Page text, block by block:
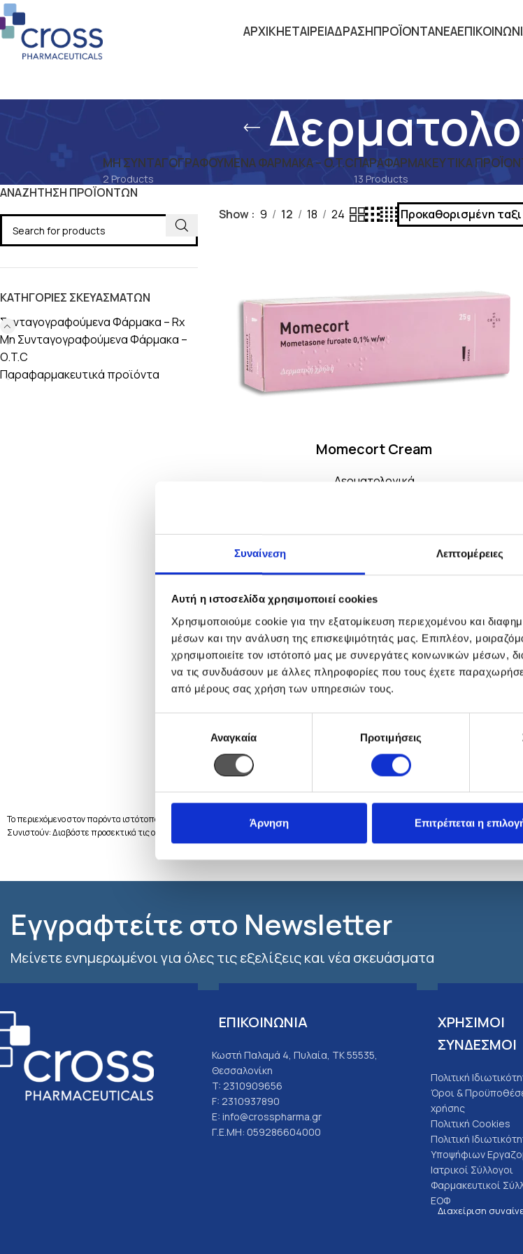
Συναίνεση Λεπτομέρειες
Αυτή η ιστοσελίδα χρησιμοποιεί cookies
Χρησιμοποιούμε cookie για την εξατομίκευση περιεχομένου και
μέσων και την ανάλυση της επισκεψιμότητάς μας. Επιπλέον,
χρησιμοποιείτε τον ιστότοπό μας με συνεργάτες κοινωνικών μέσων,
να τις συνδυάσουν με άλλες πληροφορίες που τους έχετε
από μέρους σας χρήση των υπηρεσιών τους.
συγκατάθεσηςΑναγκαία Προτιμήσεις
Άρνηση Επιτρέπεται η
ΑΡΧΙΚΗΕΤΑΙΡΕΙΑΔΡΑΣΗΠΡΟΪΟΝΤΑΝΕΑ
ΜΗ ΣΥΝΤΑΓΟΓΡΑΦΟΎΜΕΝΑ ΦΆΡΜΑΚΑ – O.T.C
2 Products
ΠΑΡΑΦΑΡΜΑΚΕΥΤΙΚΆ
13 Products
ΑΝΑΖΗΤΗΣΗ ΠΡΟΪΟΝΤΩΝ
ΚΑΤΗΓΟΡΙΕΣ ΣΚΕΥΑΣΜΑΤΩΝ
Συνταγογραφούμενα Φάρμακα – Rx
Μη Συνταγογραφούμενα Φάρμακα –
O.T.C
Παραφαρμακευτικά προϊόντα
Show
9 12 18 24
Momecort Cream
Δερματολογικά
Δερματολογικά
Το περιεχόμενο στον παρόντα ιστότοπο δε συνιστά, ούτε δύναται να ερμηνευθεί ότι συνιστά ή υποκαθιστά συμβουλή για τη χρήση
Συνιστούν: Διαβάστε προσεκτικά τις οδηγίες χρήσης - Συμβουλευτείτε το γιατρό ή το φαρμακοποιό σας.
Εγγραφτείτε στο Newsletter
Μείνετε ενημερωμένοι για όλες τις εξελίξεις και νέα σκευάσματα
ΕΠΙΚΟΙΝΩΝΙΑ
Κωστή Παλαμά 4, Πυλαία, ΤΚ 55535,
Θεσσαλονίκη
T: 2310909656
F: 2310937890
E: info@crosspharma.gr
Γ.Ε.ΜΗ: 059286604000
ΧΡΗΣΙΜΟΙ
ΣΥΝΔΕΣΜΟΙ
Πολιτική
Όροι &
χρήσης
Πολιτική Cookies
Πολιτική
Υποψήφιων
Ιατρικοί Σύλλογοι
Φαρμακευτικοί
ΕΟΦ
Διαχείριση